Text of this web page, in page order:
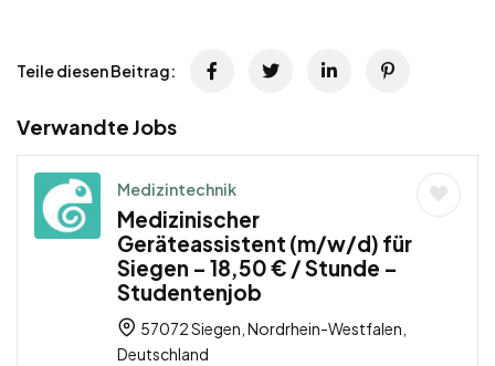
Teile diesen Beitrag:
Verwandte Jobs
Medizintechnik
Medizinischer
Geräteassistent (m/w/d) für
Siegen – 18,50 € / Stunde –
Studentenjob
57072 Siegen, Nordrhein-Westfalen,
Deutschland